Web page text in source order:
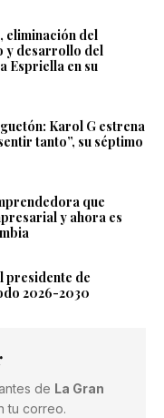
eliminación del
y desarrollo del
Espriella en su
Karol G estrena
tanto”, su séptimo
que
y ahora es
presidente de
2026-2030
de La Gran
tu correo.